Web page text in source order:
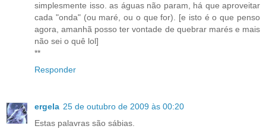
simplesmente isso. as águas não param, há que aproveitar
cada "onda" (ou maré, ou o que for). [e isto é o que penso
agora, amanhã posso ter vontade de quebrar marés e mais
não sei o quê lol]
**
Responder
ergela 25 de outubro de 2009 às 00:20
Estas palavras são sábias.